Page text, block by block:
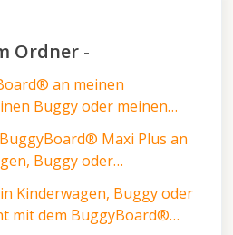
Ordner -
an meinen
Buggy oder meinen
Maxi Plus an
Buggy oder
Kinderwagen, Buggy oder
mit dem BuggyBoard®